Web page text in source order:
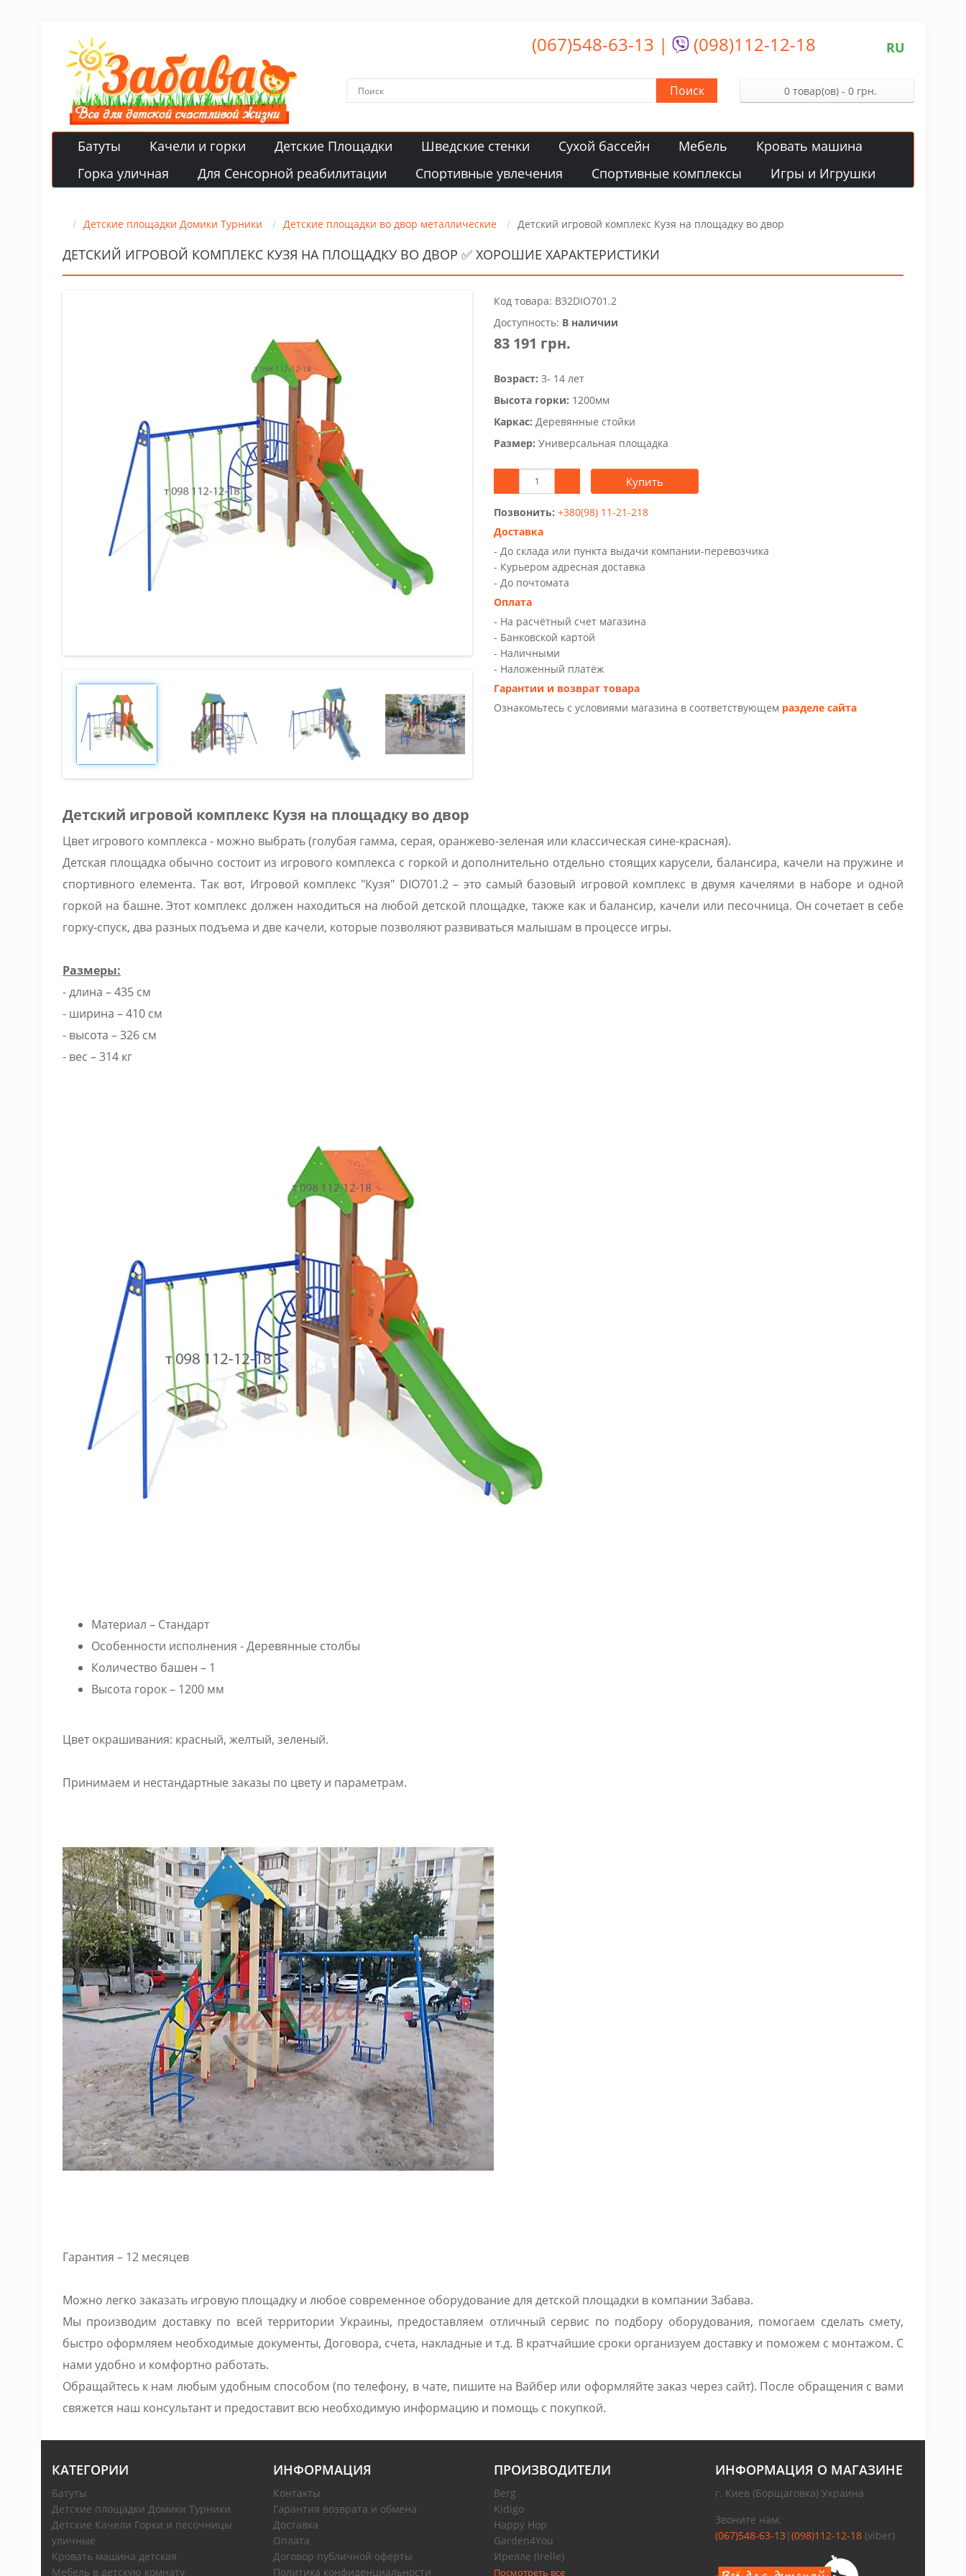
(067)548-63-13 | (098)112-12-18 RU
Поиск 0 товар(ов) - 0 грн.
Батуты Качели и горки Детские Площадки Шведские стенки Сухой бассейн Мебель
Кровать машина
Горка уличная
Для Сенсорной реабилитации Спортивные увлечения Спортивные комплексы Игры и Игрушки
Детские площадки Домики Турники Детские площадки во двор металлические Детский игровой комплекс Кузя на площадку во двор
ДЕТСКИЙ ИГРОВОЙ КОМПЛЕКС КУЗЯ НА ПЛОЩАДКУ ВО ДВОР ✅ ХОРОШИЕ ХАРАКТЕРИСТИКИ
Код товара: B32DIO701.2
Доступность: В наличии
83 191 грн.
Возраст: 3- 14 лет
Высота горки: 1200мм
Каркас: Деревянные стойки
Размер: Универсальная площадка
Купить
Позвонить: +380(98) 11-21-218
Доставка
- До склада или пункта выдачи компании-перевозчика
- Курьером адресная доставка
- До почтомата
Оплата
- На расчётный счет магазина
- Банковской картой
- Наличными
- Наложенный платёж
Гарантии и возврат товара
Ознакомьтесь с условиями магазина в соответствующем разделе сайта
Детский игровой комплекс Кузя на площадку во двор
Цвет игрового комплекса - можно выбрать (голубая гамма, серая, оранжево-зеленая или классическая сине-красная).
Детская площадка обычно состоит из игрового комплекса с горкой и дополнительно отдельно стоящих карусели, балансира, качели на пружине и
спортивного елемента. Так вот, Игровой комплекс "Кузя" DIO701.2 – это самый базовый игровой комплекс в двумя качелями в наборе и одной
горкой на башне. Этот комплекс должен находиться на любой детской площадке, также как и балансир, качели или песочница. Он сочетает в себе
горку-спуск, два разных подъема и две качели, которые позволяют развиваться малышам в процессе игры.
Размеры:
- длина – 435 см
- ширина – 410 см
- высота – 326 см
- вес – 314 кг
Материал – Стандарт
Особенности исполнения - Деревянные столбы
Количество башен – 1
Высота горок – 1200 мм
Цвет окрашивания: красный, желтый, зеленый.
Принимаем и нестандартные заказы по цвету и параметрам.
Гарантия – 12 месяцев
Можно легко заказать игровую площадку и любое современное оборудование для детской площадки в компании Забава.
Мы производим доставку по всей территории Украины, предоставляем отличный сервис по подбору оборудования, помогаем сделать смету,
быстро оформляем необходимые документы, Договора, счета, накладные и т.д. В кратчайшие сроки организуем доставку и поможем с монтажом. С
нами удобно и комфортно работать.
Обращайтесь к нам любым удобным способом (по телефону, в чате, пишите на Вайбер или оформляйте заказ через сайт). После обращения с вами
свяжется наш консультант и предоставит всю необходимую информацию и помощь с покупкой.
КАТЕГОРИИ
Батуты
Детские площадки Домики Турники
Детские Качели Горки и песочницы
уличные
Кровать машина детская
Мебель в детскую комнату
ИНФОРМАЦИЯ
Контакты
Гарантия возврата и обмена
Доставка
Оплата
Договор публичной оферты
Политика конфиденциальности
ПРОИЗВОДИТЕЛИ
Berg
Kidigo
Happy Hop
Garden4You
Ирелле (Irelle)
Посмотреть все
ИНФОРМАЦИЯ О МАГАЗИНЕ
г. Киев (Борщаговка) Украина
Звоните нам:
(067)548-63-13| (098)112-12-18(viber)